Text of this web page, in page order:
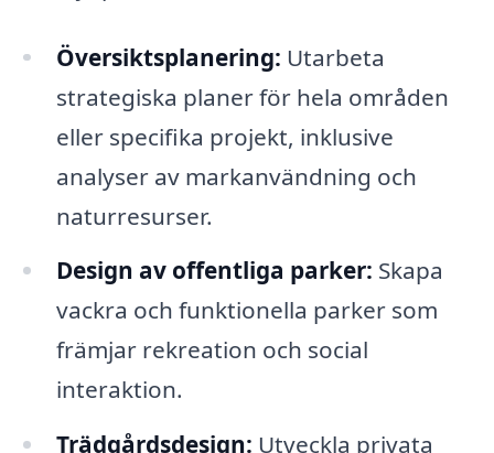
Översiktsplanering: Utarbeta
strategiska planer för hela områden
eller specifika projekt, inklusive
analyser av markanvändning och
naturresurser.
Design av offentliga parker: Skapa
vackra och funktionella parker som
främjar rekreation och social
interaktion.
Trädgårdsdesign: Utveckla privata